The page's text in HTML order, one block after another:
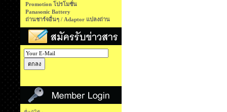
Promotion โปรโมชั่น
Panasonic Battery
ถ่านชาร์จอื่นๆ / Adaptor แปลงถ่าน